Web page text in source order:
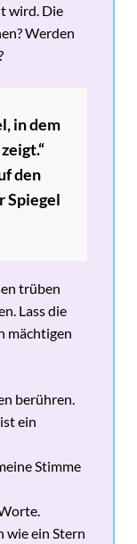
wird. Die
Werden
in dem
den
Spiegel
trüben
Lass die
mächtigen
berühren.
ein
Stimme
wie ein Stern